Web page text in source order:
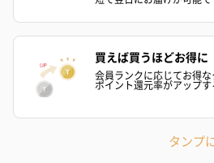
（レモン＆紅茶）（432
（バナナ味
買えば買うほどお得に
会員ランクに応じてお得な
ポイント還元率がアップす
タンプ